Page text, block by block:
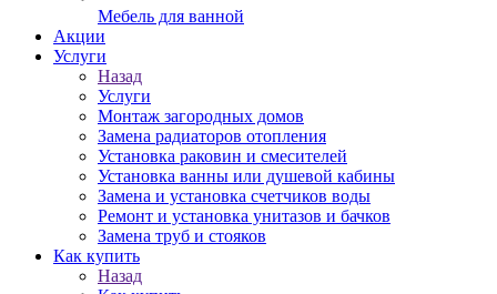
Мебель для ванной
Акции
Услуги
Назад
Услуги
Монтаж загородных домов
Замена радиаторов отопления
Установка раковин и смесителей
Установка ванны или душевой кабины
Замена и установка счетчиков воды
Ремонт и установка унитазов и бачков
Замена труб и стояков
Как купить
Назад